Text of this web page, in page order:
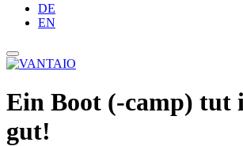
DE
EN
Ein Boot (-camp) tut
gut!